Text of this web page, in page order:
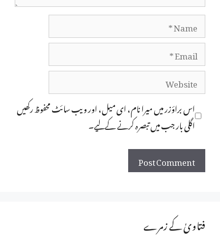
Name
Email
Website
اس براؤزر میں میرا نام، ای میل، اور ویب سائٹ محفوظ رکھیں
اگلی بار جب میں تبصرہ کرنے کےلیے۔
فتاویٰ کے زمرے